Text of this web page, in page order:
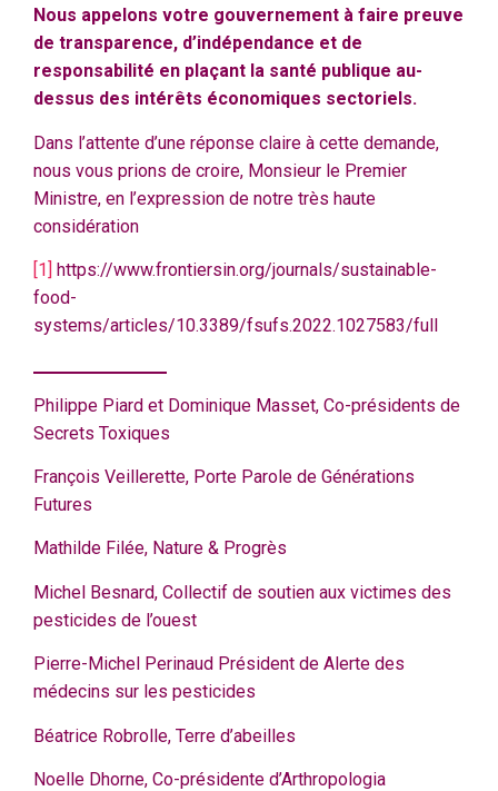
Nous appelons votre gouvernement à faire preuve
de transparence, d’indépendance et de
responsabilité en plaçant la santé publique au-
dessus des intérêts économiques sectoriels.
Dans l’attente d’une réponse claire à cette demande,
nous vous prions de croire, Monsieur le Premier
Ministre, en l’expression de notre très haute
considération
[1] https://www.frontiersin.org/journals/sustainable-
food-
systems/articles/10.3389/fsufs.2022.1027583/full
Philippe Piard et Dominique Masset, Co-présidents de
Secrets Toxiques
François Veillerette, Porte Parole de Générations
Futures
Mathilde Filée, Nature & Progrès
Michel Besnard, Collectif de soutien aux victimes des
pesticides de l’ouest
Pierre-Michel Perinaud Président de Alerte des
médecins sur les pesticides
Béatrice Robrolle, Terre d’abeilles
Noelle Dhorne, Co-présidente d’Arthropologia